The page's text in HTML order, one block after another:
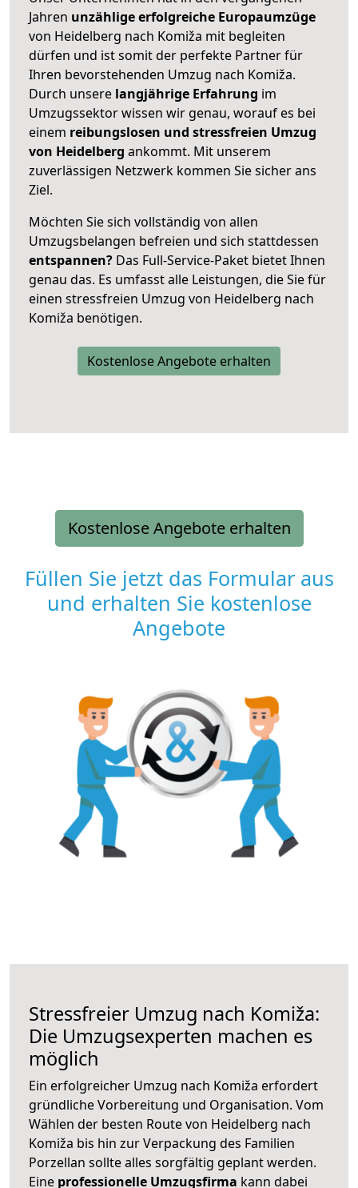
Jahren unzählige erfolgreiche Europaumzüge
von Heidelberg nach Komiža mit begleiten
dürfen und ist somit der perfekte Partner für
Ihren bevorstehenden Umzug nach Komiža.
Durch unsere langjährige Erfahrung im
Umzugssektor wissen wir genau, worauf es bei
einem reibungslosen und stressfreien Umzug
von Heidelberg ankommt. Mit unserem
zuverlässigen Netzwerk kommen Sie sicher ans
Ziel.
Möchten Sie sich vollständig von allen
Umzugsbelangen befreien und sich stattdessen
entspannen? Das Full-Service-Paket bietet Ihnen
genau das. Es umfasst alle Leistungen, die Sie für
einen stressfreien Umzug von Heidelberg nach
Komiža benötigen.
Kostenlose Angebote erhalten
Kostenlose Angebote erhalten
Füllen Sie jetzt das Formular aus
und erhalten Sie kostenlose
Angebote
Stressfreier Umzug nach Komiža:
Die Umzugsexperten machen es
möglich
Ein erfolgreicher Umzug nach Komiža erfordert
gründliche Vorbereitung und Organisation. Vom
Wählen der besten Route von Heidelberg nach
Komiža bis hin zur Verpackung des Familien
Porzellan sollte alles sorgfältig geplant werden.
Eine professionelle Umzugsfirma kann dabei